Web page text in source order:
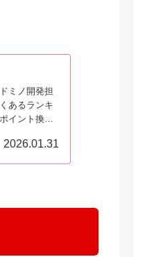
ミノ開発担
あるランキ
イント換算
2026.01.31